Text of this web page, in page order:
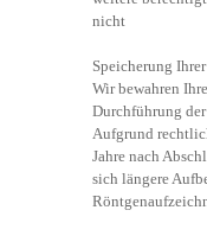
nicht
Speicherung
Wir bewahren
Durchführung
Aufgrund
Jahre nach
sich längere